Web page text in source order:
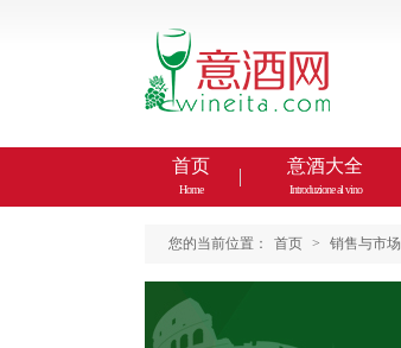
首页
Home
意酒大全
Introduzione al vino
您的当前位置： 首页 > 销售与市场